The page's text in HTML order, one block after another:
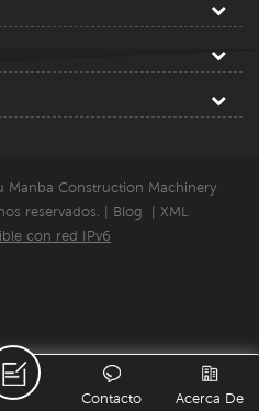
Construction Machinery
reservados. |
Blog
XML
con red IPv6
Acerca De
Contacto